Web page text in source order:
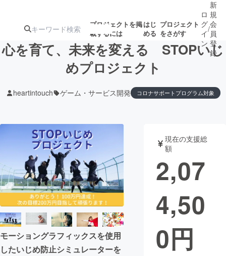
プロジェクトを掲
載するには
はじ
める
プロジェクト
をさがす
ジェクト
ターン
ジェクト
募集終了が近いプ
ロジェクト
もうすぐ公開
されます
アート・写真 音楽
テクノロジー・ガジェット ゲーム・サ
映像・映画
ビジネス・起業
まちづくり・地域活性化
ロ
グ
イ
ン
/
新
規
会
員
登
録
心を育て、未来を変える STOPいじ
めプロジェクト
heartintouch ゲーム・サービス開発 コロナサポートプログラム対象
モーショングラフィックスを使用
したいじめ防止シミュレーターを
現在の支援総
額
2,07
4,50
0円